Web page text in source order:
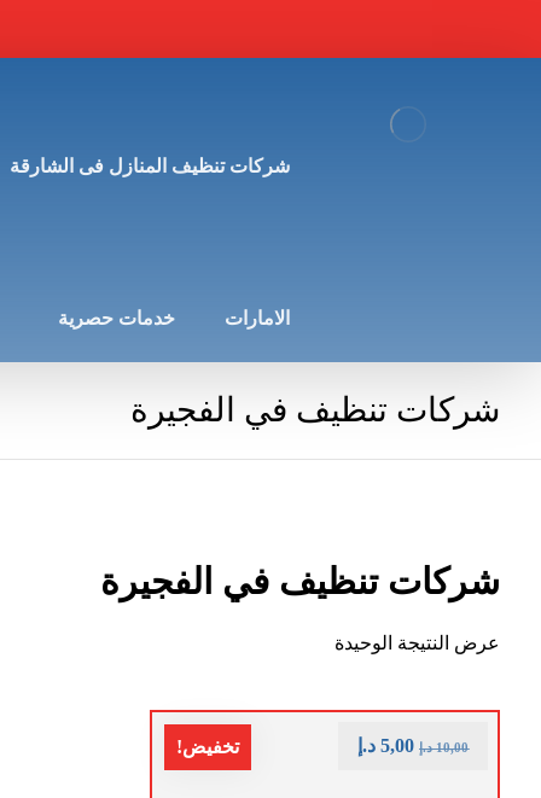
شركات تنظيف المنازل فى الشارقة
الامارات خدمات حصرية
شركات تنظيف في الفجيرة
شركات تنظيف في الفجيرة
عرض النتيجة الوحيدة
تخفيض! 10,00 د.إ 5,00 د.إ